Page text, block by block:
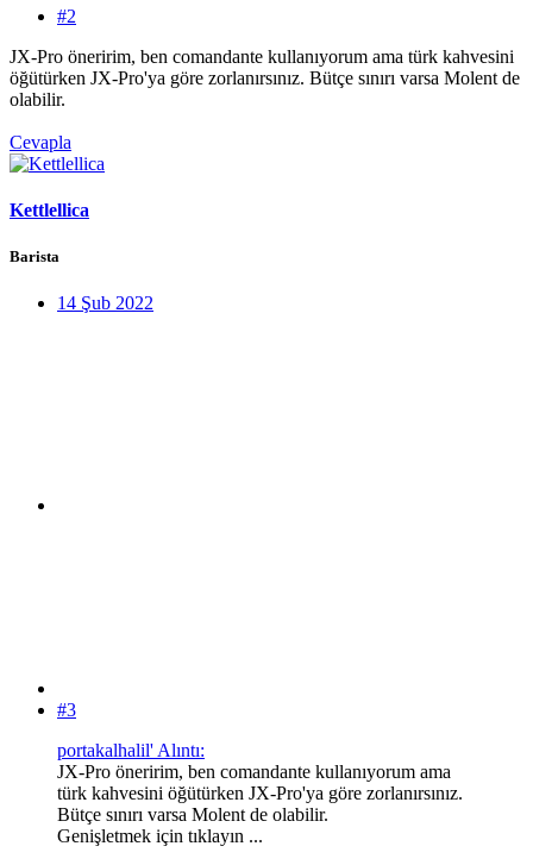
#2
JX-Pro öneririm, ben comandante kullanıyorum ama türk kahvesini
öğütürken JX-Pro'ya göre zorlanırsınız. Bütçe sınırı varsa Molent de
olabilir.
Cevapla
Kettlellica
Barista
14 Şub 2022
#3
portakalhalil' Alıntı:
JX-Pro öneririm, ben comandante kullanıyorum ama
türk kahvesini öğütürken JX-Pro'ya göre zorlanırsınız.
Bütçe sınırı varsa Molent de olabilir.
Genişletmek için tıklayın ...